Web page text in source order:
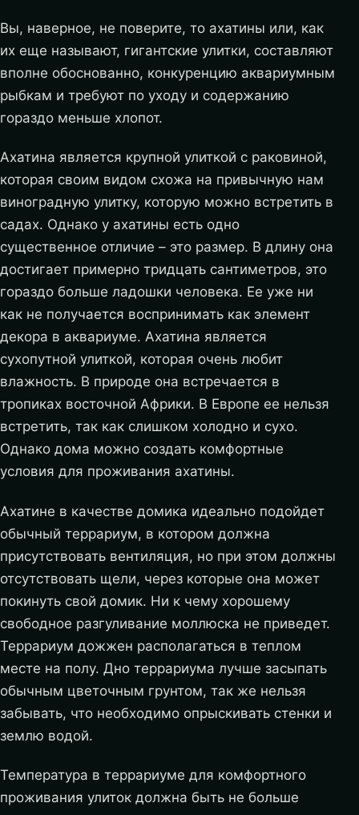
Вы, наверное, не поверите, то ахатины или, как
их еще называют, гигантские улитки, составляют
вполне обоснованно, конкуренцию аквариумным
рыбкам и требуют по уходу и содержанию
гораздо меньше хлопот.
Ахатина является крупной улиткой с раковиной,
которая своим видом схожа на привычную нам
виноградную улитку, которую можно встретить в
садах. Однако у ахатины есть одно
существенное отличие – это размер. В длину она
достигает примерно тридцать сантиметров, это
гораздо больше ладошки человека. Ее уже ни
как не получается воспринимать как элемент
декора в аквариуме. Ахатина является
сухопутной улиткой, которая очень любит
влажность. В природе она встречается в
тропиках восточной Африки. В Европе ее нельзя
встретить, так как слишком холодно и сухо.
Однако дома можно создать комфортные
условия для проживания ахатины.
Ахатине в качестве домика идеально подойдет
обычный террариум, в котором должна
присутствовать вентиляция, но при этом должны
отсутствовать щели, через которые она может
покинуть свой домик. Ни к чему хорошему
свободное разгуливание моллюска не приведет.
Террариум дожжен располагаться в теплом
месте на полу. Дно террариума лучше засыпать
обычным цветочным грунтом, так же нельзя
забывать, что необходимо опрыскивать стенки и
землю водой.
Температура в террариуме для комфортного
проживания улиток должна быть не больше